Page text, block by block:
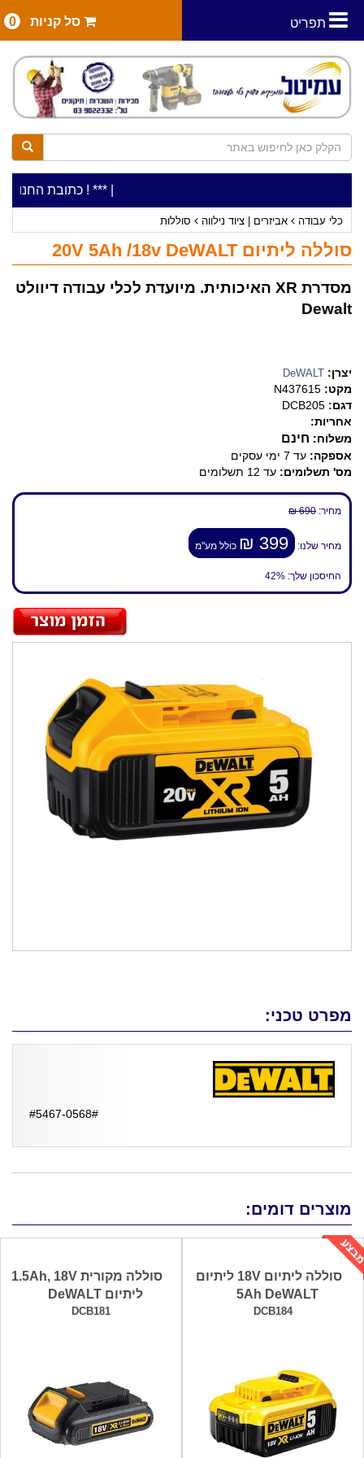
תפריט סל קניות 0
***כתובת החנות: רח' המלאכה 2, ביתן 8 ***כלי עבודה להשכרה בתעריף יומי משתלם ! ***
כלי עבודה אביזרים | ציוד נילווה סוללות
סוללה ליתיום 20V 5Ah /18v DeWALT
מסדרת XR האיכותית. מיועדת לכלי עבודה דיוולט
Dewalt
יצרן: DeWALT
מקט: N437615
דגם: DCB205
אחריות:
משלוח: חינם
אספקה: עד 7 ימי עסקים
מס' תשלומים: עד 12 תשלומים
מחיר: 690 ₪
מחיר שלנו: 399 ₪ כולל מע"מ
החיסכון שלך: 42%
מפרט טכני:
#5467-0568#
מוצרים דומים:
סוללה ליתיום 18V ליתיום
5Ah DeWALT
DCB184
סוללה מקורית 1.5Ah, 18V
ליתיום DeWALT
DCB181